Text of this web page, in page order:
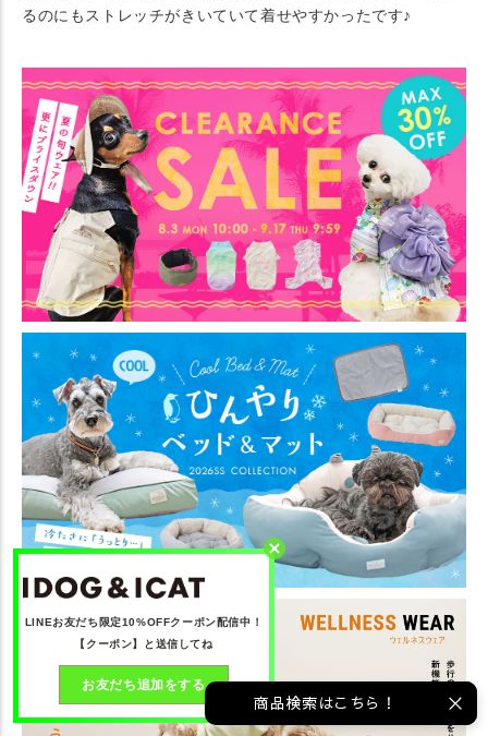
るのにもストレッチがきいていて着せやすかったです♪
LINEお友だち限定10%OFFクーポン配信中！
【クーポン】と送信してね
お友だち追加をする
商品検索はこちら！